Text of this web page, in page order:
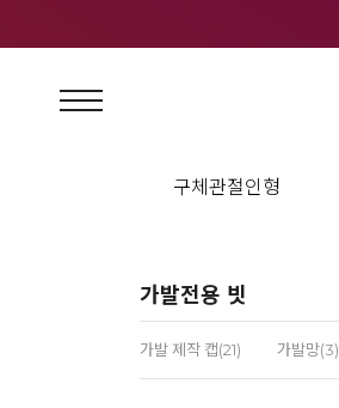
구체관절인형
가발전용 빗
가발 제작 캡(21) 가발망(3)